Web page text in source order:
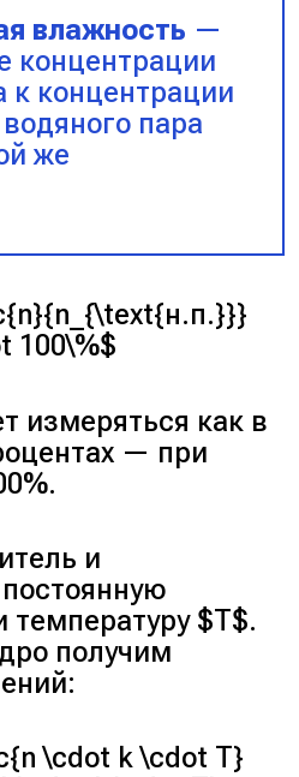
влажность —
концентрации
к концентрации
пара
же
100\%$
измеряться как в
— при
и
температуру $T$.
получим
\cdot k \cdot T}